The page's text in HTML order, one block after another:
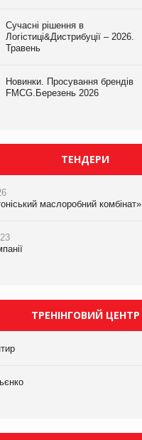
Сучасні рішення в
Логістиці&Дистрибуції – 2026.
Травень
Новинки. Просування брендів
FMCG.Березень 2026
ТЕНДЕРИ
маслоробний комбінат»
ТРЕНІНГОВИЙ ЦЕНТР